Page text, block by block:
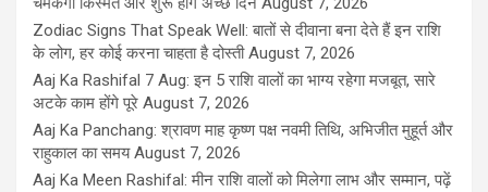
Zodiac Signs That Speak Well: बातों से दीवाना बना देते हैं इन राशि
के लोग, हर कोई करना चाहता है दोस्ती August 7, 2026
Aaj Ka Rashifal 7 Aug: इन 5 राशि वालों का भाग्य रहेगा मजबूत, सारे
अटके काम होंगे पूरे August 7, 2026
Aaj Ka Panchang: श्रावण माह कृष्ण पक्ष नवमी तिथि, अभिजीत मुहूर्त और
राहुकाल का समय August 7, 2026
Aaj Ka Meen Rashifal: मीन राशि वालों को मिलेगा लाभ और सम्मान, पढ़ें